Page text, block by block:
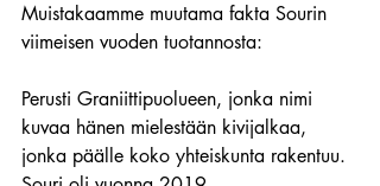
Muistakaamme muutama fakta Sourin
viimeisen vuoden tuotannosta:
Perusti Graniittipuolueen, jonka nimi
kuvaa hänen mielestään kivijalkaa,
jonka päälle koko yhteiskunta rakentuu.